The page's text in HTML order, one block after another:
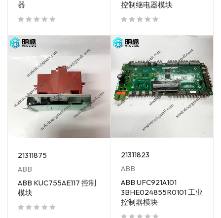
器
控制继电器模块
21311875
ABB
ABB KUC755AE117 控制
模块
21311823
ABB
ABB UFC921A101
3BHE024855R0101 工业
控制器模块